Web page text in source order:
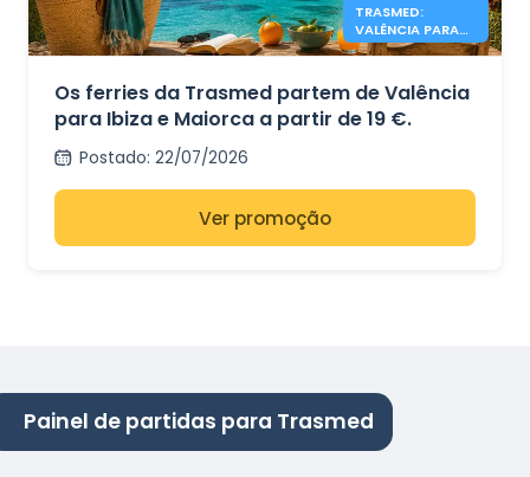
TRASMED:
VALÊNCIA PARA
IBIZA E MAIORCA
Os ferries da Trasmed partem de Valência
para Ibiza e Maiorca a partir de 19 €.
Postado: 22/07/2026
Ver promoção
Painel de partidas para Trasmed